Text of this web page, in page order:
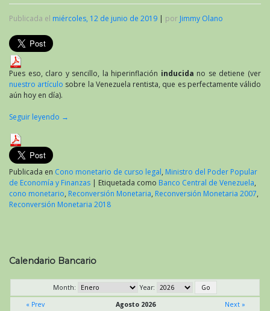
Publicada el miércoles, 12 de junio de 2019 | por Jimmy Olano
Pues eso, claro y sencillo, la hiperinflación inducida no se detiene (ver
nuestro artículo sobre la Venezuela rentista, que es perfectamente válido
aún hoy en día).
Seguir leyendo →
Publicada en Cono monetario de curso legal, Ministro del Poder Popular
de Economía y Finanzas | Etiquetada como Banco Central de Venezuela,
cono monetario, Reconversión Monetaria, Reconversión Monetaria 2007,
Reconversión Monetaria 2018
Calendario Bancario
Month:
Year:
« Prev
Agosto 2026 Next »